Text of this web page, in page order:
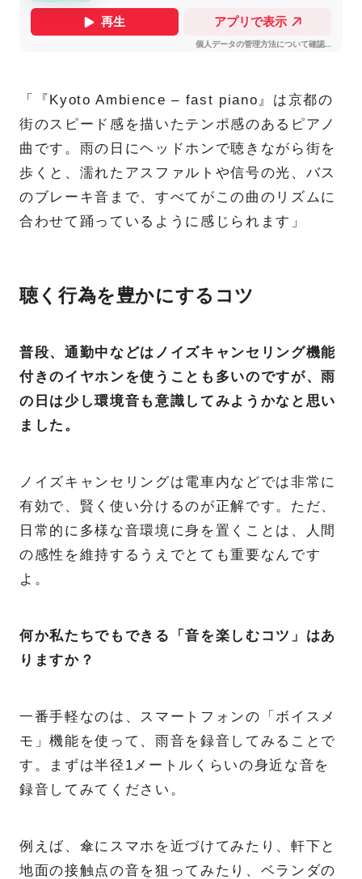
「『Kyoto Ambience – fast piano』は京都の
街のスピード感を描いたテンポ感のあるピアノ
曲です。雨の日にヘッドホンで聴きながら街を
歩くと、濡れたアスファルトや信号の光、バス
のブレーキ音まで、すべてがこの曲のリズムに
合わせて踊っているように感じられます」
聴く行為を豊かにするコツ
普段、通勤中などはノイズキャンセリング機能
付きのイヤホンを使うことも多いのですが、雨
の日は少し環境音も意識してみようかなと思い
ました。
ノイズキャンセリングは電車内などでは非常に
有効で、賢く使い分けるのが正解です。ただ、
日常的に多様な音環境に身を置くことは、人間
の感性を維持するうえでとても重要なんです
よ。
何か私たちでもできる「音を楽しむコツ」はあ
りますか？
一番手軽なのは、スマートフォンの「ボイスメ
モ」機能を使って、雨音を録音してみることで
す。まずは半径1メートルくらいの身近な音を
録音してみてください。
例えば、傘にスマホを近づけてみたり、軒下と
地面の接触点の音を狙ってみたり、ベランダの